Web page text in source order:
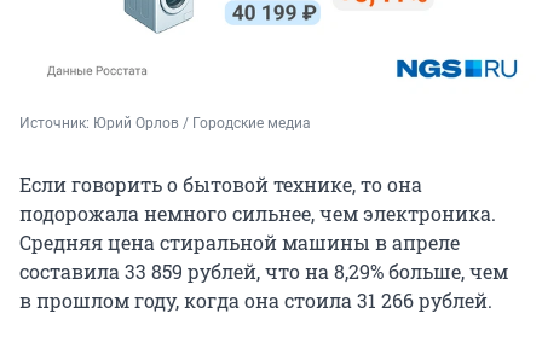
Источник: Юрий Орлов / Городские медиа
Если говорить о бытовой технике, то она
подорожала немного сильнее, чем электроника.
Средняя цена стиральной машины в апреле
составила 33 859 рублей, что на 8,29% больше, чем
в прошлом году, когда она стоила 31 266рублей.